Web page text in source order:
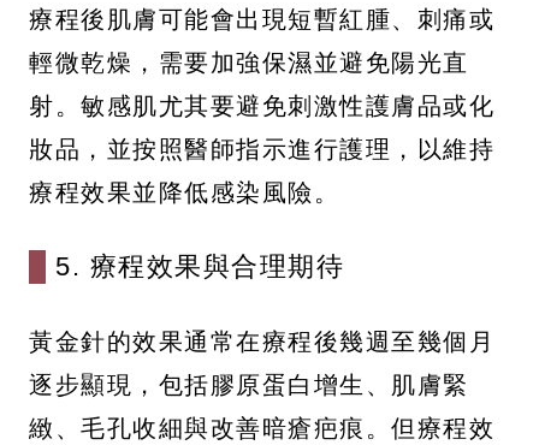
療程後肌膚可能會出現短暫紅腫、刺痛或
輕微乾燥，需要加強保濕並避免陽光直
射。敏感肌尤其要避免刺激性護膚品或化
妝品，並按照醫師指示進行護理，以維持
療程效果並降低感染風險。
5. 療程效果與合理期待
黃金針的效果通常在療程後幾週至幾個月
逐步顯現，包括膠原蛋白增生、肌膚緊
緻、毛孔收細與改善暗瘡疤痕。但療程效